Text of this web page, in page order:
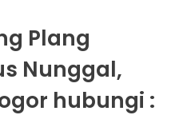
Plang
Nunggal,
hubungi :